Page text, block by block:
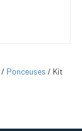
/ Ponceuses / Kit